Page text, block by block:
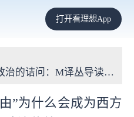
打开看理想App
治的诘问：M译丛导读第一季
”为什么会成为西方